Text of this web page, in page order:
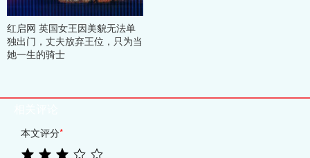
红启网 英国女王因美貌无法单
独出门，丈夫放弃王位，只为当
她一生的骑士
本文评分*